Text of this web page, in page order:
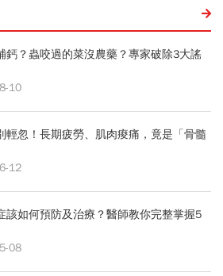
鈣？蟲咬過的菜沒農藥？專家破除3大謠
10
輕忽！長期疲勞、肌肉痠痛，竟是「骨髓
12
該如何預防及治療？醫師教你完整掌握5
08